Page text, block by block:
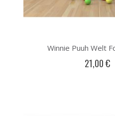
Winnie Puuh Welt
21,00 €